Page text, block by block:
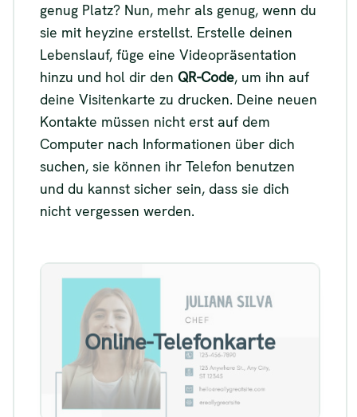
genug Platz? Nun, mehr als genug, wenn du
sie mit heyzine erstellst. Erstelle deinen
Lebenslauf, füge eine Videopräsentation
hinzu und hol dir den QR-Code, um ihn auf
deine Visitenkarte zu drucken. Deine neuen
Kontakte müssen nicht erst auf dem
Computer nach Informationen über dich
suchen, sie können ihr Telefon benutzen
und du kannst sicher sein, dass sie dich
nicht vergessen werden.
Online-Telefonkarte
Beispiel für eine Online-
Telefonkarte
Siehe